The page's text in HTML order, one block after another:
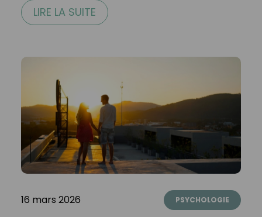
LIRE LA SUITE
16 mars 2026 PSYCHOLOGIE